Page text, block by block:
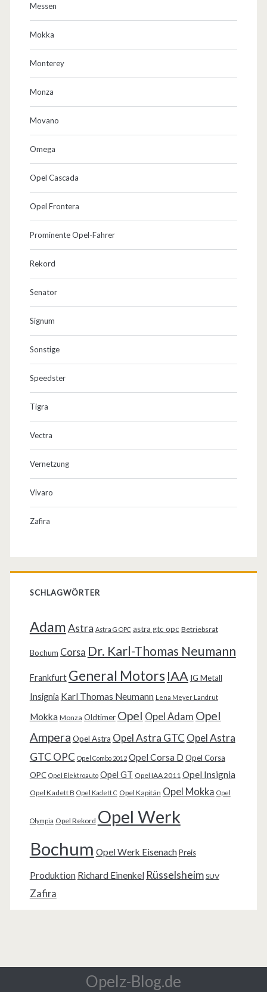
Messen
Mokka
Monterey
Monza
Movano
Omega
Opel Cascada
Opel Frontera
Prominente Opel-Fahrer
Rekord
Senator
Signum
Sonstige
Speedster
Tigra
Vectra
Vernetzung
Vivaro
Zafira
SCHLAGWÖRTER
AdamAstra Astra G OPC astra gtc opc Betriebsrat
Bochum Corsa Dr. Karl-Thomas Neumann
Frankfurt General Motors IAA IG Metall
Insignia Karl Thomas Neumann Lena Meyer Landrut
Mokka Monza Oldtimer Opel Opel Adam Opel
Ampera Opel Astra Opel Astra GTC Opel Astra
GTC OPC Opel Combo 2012 Opel Corsa D Opel Corsa
OPC Opel Elektroauto Opel GT Opel IAA 2011 Opel Insignia
Opel Kadett B Opel Kadett C Opel Kapitän Opel Mokka Opel
Olympia Opel Rekord Opel Werk
Bochum Opel Werk Eisenach Preis
Produktion Richard Einenkel Rüsselsheim SUV
Zafira
Opelz-Blog.de